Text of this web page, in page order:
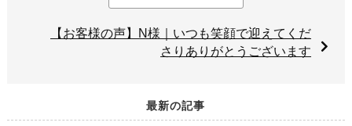
【お客様の声】N様｜いつも笑顔で迎えてくだ
さりありがとうございます
最新の記事